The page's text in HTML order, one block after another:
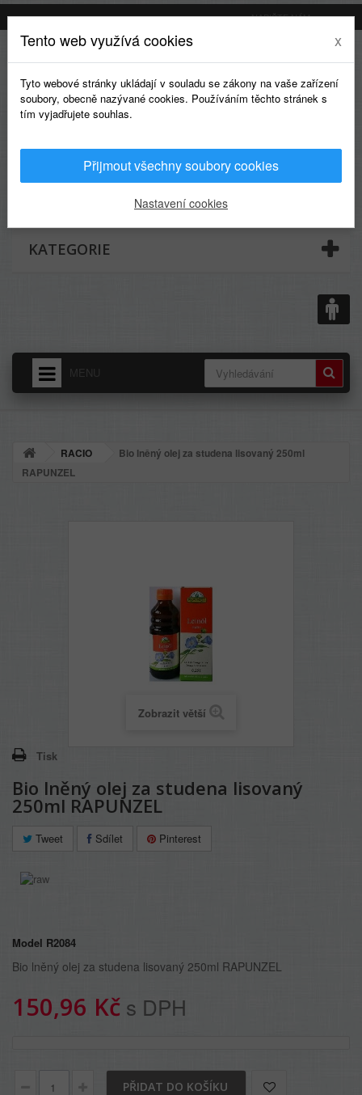
NAPIŠTE NÁM
0
KATEGORIE
DODÁNÍ - PŘEPRAVNÉ
RACIO
Bio lněný olej za studena lisovaný 250ml
RAPUNZEL
Zobrazit větší
Tisk
Bio lněný olej za studena lisovaný
250ml RAPUNZEL
Tweet Sdílet Pinterest
Model R2084
Bio lněný olej za studena lisovaný 250ml RAPUNZEL
150,96 Kč s DPH
PŘIDAT DO KOŠÍKU
Tento web využívá cookies x
Tyto webové stránky ukládají v souladu se zákony na vaše zařízení
soubory, obecně nazývané cookies. Používáním těchto stránek s
tím vyjadřujete souhlas.
Přijmout všechny soubory cookies
Nastavení cookies